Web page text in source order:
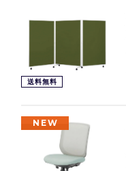
送料無料
NEW